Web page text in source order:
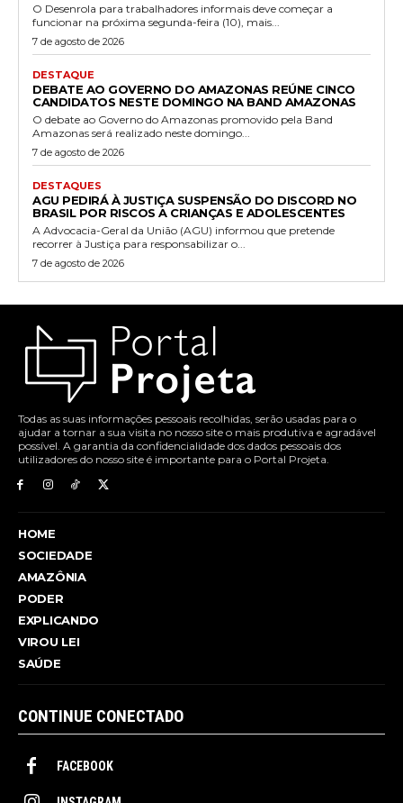
O Desenrola para trabalhadores informais deve começar a
funcionar na próxima segunda-feira (10), mais...
7 de agosto de 2026
DESTAQUE
DEBATE AO GOVERNO DO AMAZONAS REÚNE CINCO
CANDIDATOS NESTE DOMINGO NA BAND AMAZONAS
O debate ao Governo do Amazonas promovido pela Band
Amazonas será realizado neste domingo...
7 de agosto de 2026
DESTAQUES
AGU PEDIRÁ À JUSTIÇA SUSPENSÃO DO DISCORD NO
BRASIL POR RISCOS A CRIANÇAS E ADOLESCENTES
A Advocacia-Geral da União (AGU) informou que pretende
recorrer à Justiça para responsabilizar o...
7 de agosto de 2026
Todas as suas informações pessoais recolhidas, serão usadas para o
ajudar a tornar a sua visita no nosso site o mais produtiva e agradável
possível. A garantia da confidencialidade dos dados pessoais dos
utilizadores do nosso site é importante para o Portal Projeta.
HOME
SOCIEDADE
AMAZÔNIA
PODER
EXPLICANDO
VIROU LEI
SAÚDE
CONTINUE CONECTADO
FACEBOOK